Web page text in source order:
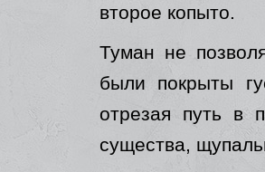
второе копыто.
Туман не
были покрыты
отрезая путь в
существа,